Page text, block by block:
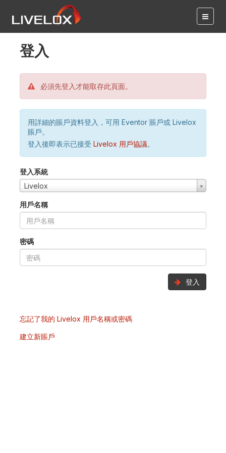
登入
必須先登入才能取存此頁面。
用詳細的賬戶資料登入，可用 Eventor 賬戶或 Livelox
賬戶。
登入後即表示已接受 Livelox 用戶協議。
登入系統
Livelox
用戶名稱
密碼
登入
忘記了我的 Livelox 用戶名稱或密碼
建立新賬戶